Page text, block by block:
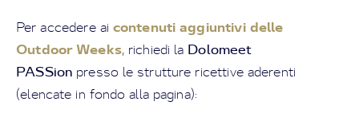
Per accedere ai contenuti aggiuntivi delle
Outdoor Weeks, richiedi la Dolomeet
PASSion presso le strutture ricettive aderenti
(elencate in fondo alla pagina):